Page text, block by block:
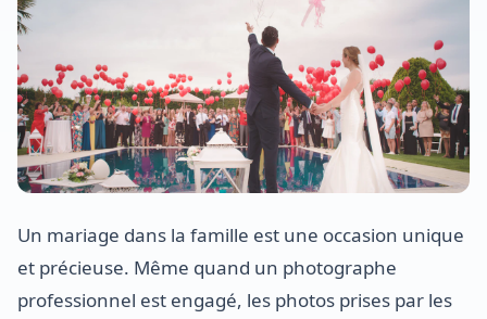
Un mariage dans la famille est une occasion unique
et précieuse. Même quand un photographe
professionnel est engagé, les photos prises par les